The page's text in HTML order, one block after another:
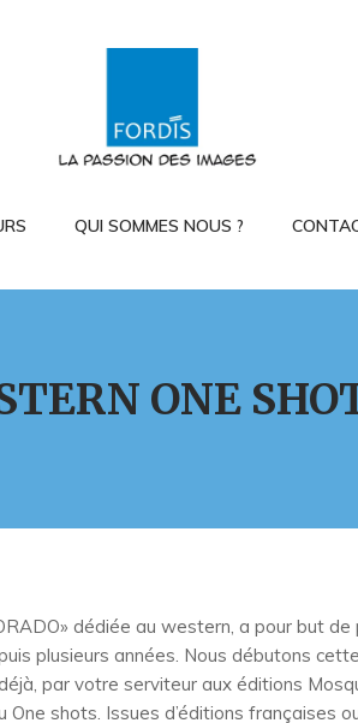
QUI SOMMES NOUS ?
ONE
dédiée au western, a pour but
plusieurs années. Nous débutons
par votre serviteur aux éditions
One shots. Issues d’éditions françaises